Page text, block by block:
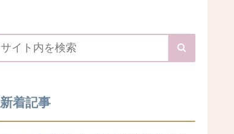
新着記事